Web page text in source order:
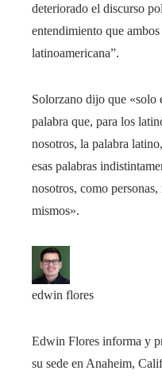
deteriorado el discurso
entendimiento que
latinoamericana”.
Solorzano dijo que «solo
palabra que, para los
nosotros, la palabra
esas palabras
nosotros, como
mismos».
edwin flores
Edwin Flores informa y
su sede en Anaheim,